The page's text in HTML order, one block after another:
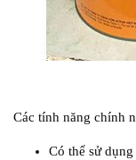
Các tính năng chính
Có thể sử